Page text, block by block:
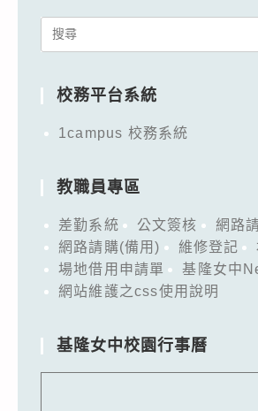
Search
校務平台系統
1campus 校務系統
教職員專區
差勤系統 公文簽核
網路
網路請購(備用)
維修登記
場地借用申請單
基隆女中
網站維護之css使用說明
基隆女中校園行事曆